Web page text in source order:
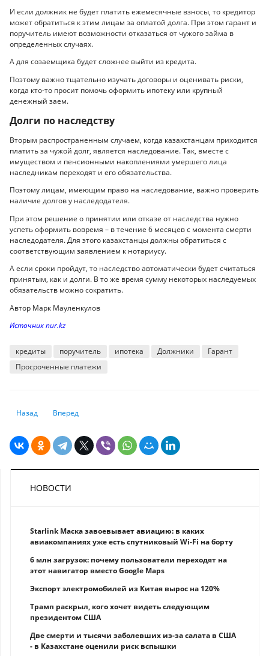
И если должник не будет платить ежемесячные взносы, то кредитор
может обратиться к этим лицам за оплатой долга. При этом гарант и
поручитель имеют возможности отказаться от чужого займа в
определенных случаях.
А для созаемщика будет сложнее выйти из кредита.
Поэтому важно тщательно изучать договоры и оценивать риски,
когда кто-то просит помочь оформить ипотеку или крупный
денежный заем.
Долги по наследству
Вторым распространенным случаем, когда казахстанцам приходится
платить за чужой долг, является наследование. Так, вместе с
имуществом и пенсионными накоплениями умершего лица
наследникам переходят и его обязательства.
Поэтому лицам, имеющим право на наследование, важно проверить
наличие долгов у наследодателя.
При этом решение о принятии или отказе от наследства нужно
успеть оформить вовремя – в течение 6 месяцев с момента смерти
наследодателя. Для этого казахстанцы должны обратиться с
соответствующим заявлением к нотариусу.
А если сроки пройдут, то наследство автоматически будет считаться
принятым, как и долги. В то же время сумму некоторых наследуемых
обязательств можно сократить.
Автор Марк Мауленкулов
Источник nur.kz
кредиты поручитель ипотека Должники
Гарант
Просроченные платежи
Предыдущий: Как понять, что вас затягивают в финансовую пирамиду
Назад Следующий: Как правильно пользоваться кэшбэком, чтобы
Вперед
НОВОСТИ
Starlink Маска завоевывает авиацию: в каких
авиакомпаниях уже есть спутниковый Wi-Fi на борту
6 млн загрузок: почему пользователи переходят на
этот навигатор вместо Google Maps
Экспорт электромобилей из Китая вырос на 120%
Трамп раскрыл, кого хочет видеть следующим
президентом США
Две смерти и тысячи заболевших из-за салата в США
- в Казахстане оценили риск вспышки